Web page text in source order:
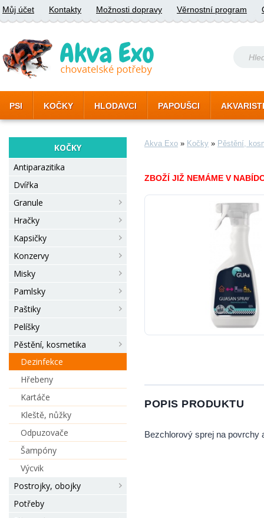
Můj účet Kontakty Možnosti dopravy Věrnostní program
PSI KOČKY HLODAVCI PAPOUŠCI
KOČKY
Antiparazitika
Dvířka
Granule
Hračky
Kapsičky
Konzervy
Misky
Pamlsky
Paštiky
Pelíšky
Pěstění, kosmetika
Dezinfekce
Hřebeny
Kartáče
Kleště, nůžky
Odpuzovače
Šampóny
Výcvik
Postrojky, obojky
Potřeby
Akva Exo » Kočky » Pěstění,
ZBOŽÍ JIŽ NEMÁME V
POPIS PRODUKTU
Bezchlorový sprej na povrchy